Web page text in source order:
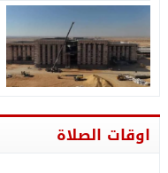
اوقات الصلاة